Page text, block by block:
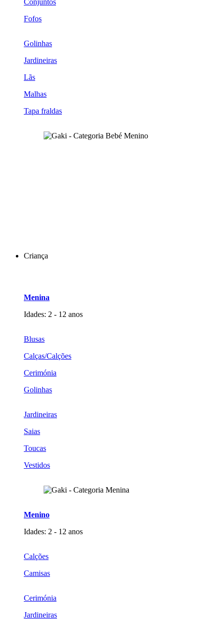
Conjuntos
Fofos
Golinhas
Jardineiras
Lãs
Malhas
Tapa fraldas
Criança
Menina
Idades: 2 - 12 anos
Blusas
Calças/Calções
Cerimónia
Golinhas
Jardineiras
Saias
Toucas
Vestidos
Menino
Idades: 2 - 12 anos
Calções
Camisas
Cerimónia
Jardineiras